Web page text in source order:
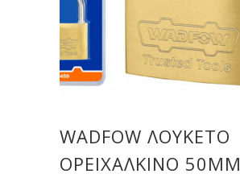
WADFOW ΛΟΥΚΕΤΟ
ΟΡΕΙΧΑΛΚΙΝΟ 50MM